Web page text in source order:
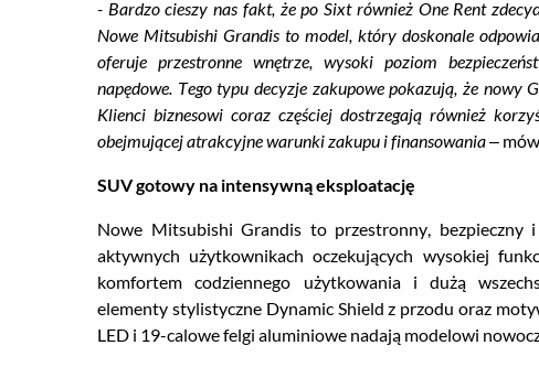
- Bardzo cieszy nas fakt, że po Sixt również One Rent
Nowe Mitsubishi Grandis to model, który doskonale
oferuje przestronne wnętrze, wysoki poziom
napędowe. Tego typu decyzje zakupowe pokazują, że
Klienci biznesowi coraz częściej dostrzegają również
obejmującej atrakcyjne warunki zakupu i finansowania–
SUV gotowy na intensywną eksploatację
Nowe Mitsubishi Grandis to przestronny,
aktywnych użytkownikach oczekujących wysokiej
komfortem codziennego użytkowania i dużą
elementy stylistyczne Dynamic Shield z przodu oraz
LED i 19-calowe felgi aluminiowe nadają modelowi